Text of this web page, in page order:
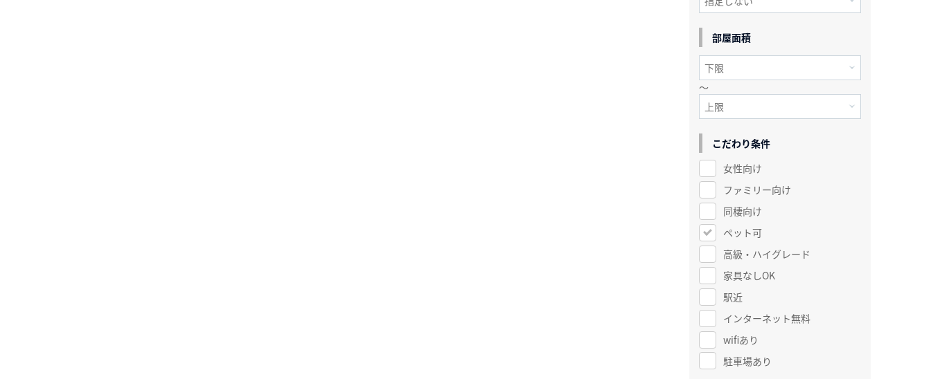
部屋面積
～
こだわり条件
女性向け
ファミリー向け
同棲向け
ペット可
高級・ハイグレード
家具なしOK
駅近
インターネット無料
wifiあり
駐車場あり